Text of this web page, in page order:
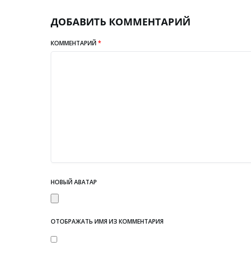
ДОБАВИТЬ КОММЕНТАРИЙ
КОММЕНТАРИЙ*
НОВЫЙ АВАТАР
ОТОБРАЖАТЬ ИМЯ ИЗ КОММЕНТАРИЯ